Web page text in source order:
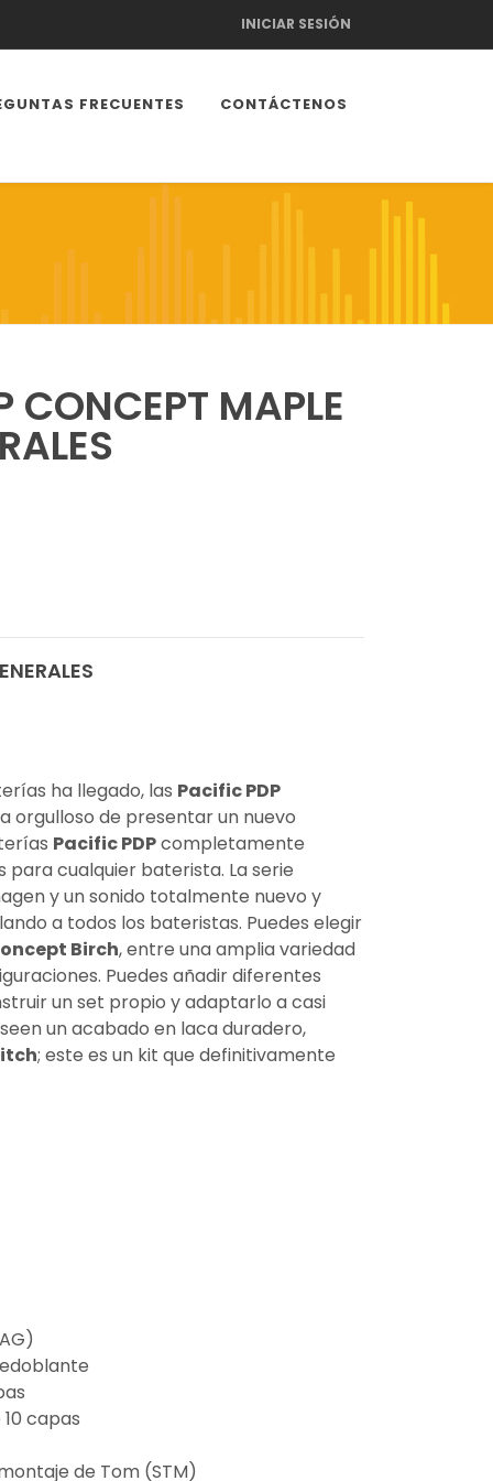
INICIAR SESIÓN
FRECUENTES CONTÁCTENOS
CONCEPT MAPLE
ha llegado, las Pacific PDP
orgulloso de presentar un nuevo
Pacific PDPcompletamente
para cualquier baterista. La serie
y un sonido totalmente nuevo y
a todos los bateristas. Puedes elegir
Birch, entre una amplia variedad
Puedes añadir diferentes
un set propio y adaptarlo a casi
un acabado en laca duradero,
; este es un kit que definitivamente
capas
de Tom (STM)